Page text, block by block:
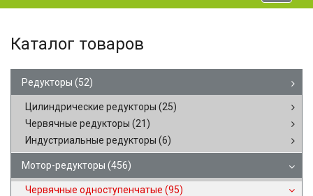
Каталог товаров
Редукторы (52)
Цилиндрические редукторы (25)
Червячные редукторы (21)
Индустриальные редукторы (6)
Мотор-редукторы (456)
Червячные одноступенчатые (95)